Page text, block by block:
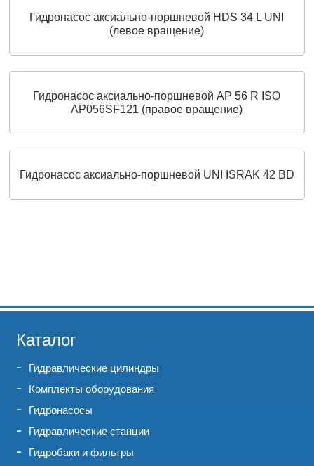
Гидронасос аксиально-поршневой HDS 34 L UNI
(левое вращение)
Гидронасос аксиально‑поршневой AP 56 R ISO
AP056SF121 (правое вращение)
Гидронасос аксиально-поршневой UNI ISRAK 42 BD
Каталог
Гидравлические цилиндры
Комплекты оборудования
Гидронасосы
Гидравлические станции
Гидробаки и фильтры